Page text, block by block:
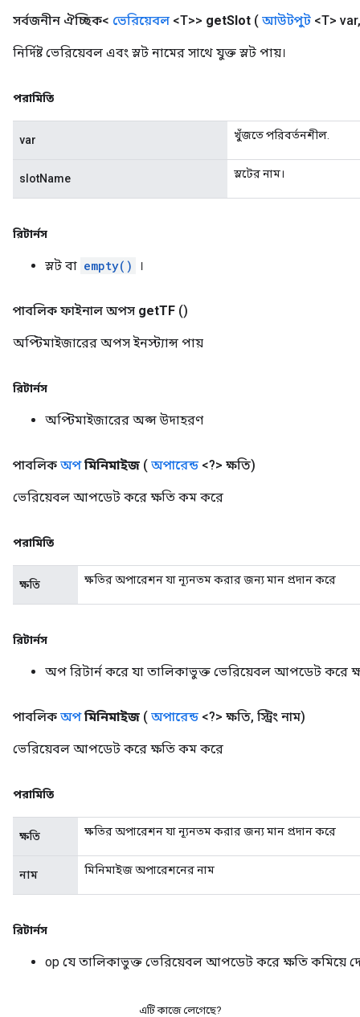
সর্বজনীন ঐচ্ছিক< ভেরিয়েবল <T>> getSlot ( আউটপুট <T> var,
নির্দিষ্ট ভেরিয়েবল এবং স্লট নামের সাথে যুক্ত স্লট পায়।
পরামিতি
var খুঁজতে পরিবর্তনশীল.
slotName স্লটের নাম।
রিটার্নস
স্লট বা empty() ।
পাবলিক ফাইনাল অপস getTF ()
অপ্টিমাইজারের অপস ইনস্ট্যান্স পায়
রিটার্নস
অপ্টিমাইজারের অপ্স উদাহরণ
পাবলিক অপ মিনিমাইজ ( অপারেন্ড <?> ক্ষতি)
ভেরিয়েবল আপডেট করে ক্ষতি কম করে
পরামিতি
ক্ষতি ক্ষতির অপারেশন যা ন্যূনতম করার জন্য মান প্রদান করে
রিটার্নস
অপ রিটার্ন করে যা তালিকাভুক্ত ভেরিয়েবল আপডেট করে
পাবলিক অপ মিনিমাইজ ( অপারেন্ড <?> ক্ষতি, স্ট্রিং নাম)
ভেরিয়েবল আপডেট করে ক্ষতি কম করে
পরামিতি
ক্ষতি ক্ষতির অপারেশন যা ন্যূনতম করার জন্য মান প্রদান করে
নাম মিনিমাইজ অপারেশনের নাম
রিটার্নস
op যে তালিকাভুক্ত ভেরিয়েবল আপডেট করে ক্ষতি কমিয়ে
এটি কাজে লেগেছে?